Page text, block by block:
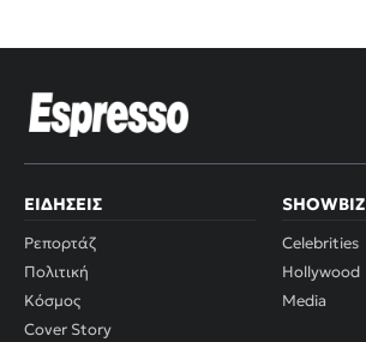
ΕΙΔΉΣΕΙΣ
Ρεπορτάζ
Πολιτική
Κόσμος
Cover Story
SHOWBIZ
Celebrities
Hollywood
Media